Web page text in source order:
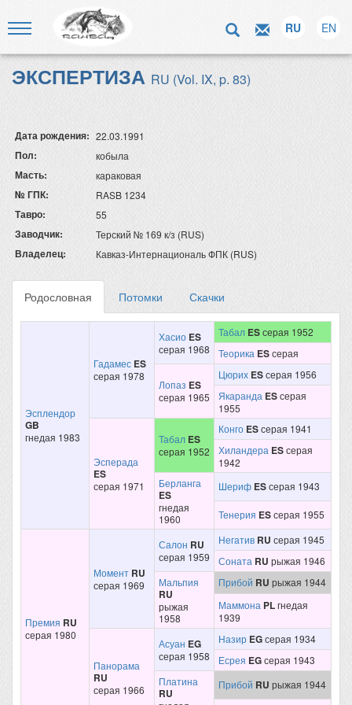
RU EN
ЭКСПЕРТИЗА RU (Vol. IX, p. 83)
Дата рождения: 22.03.1991
Пол: кобыла
Масть: караковая
№ ГПК: RASB 1234
Тавро: 55
Заводчик: Терский № 169 к/з (RUS)
Владелец: Кавказ-Интернациональ ФПК (RUS)
Родословная Потомки Скачки
Эсплендор
GB
гнедая 1983
Гадамес ES
серая 1978
Хасио ES
серая 1968
Табал ESсерая 1952
Теорика ESсерая
Лопаз ES
серая 1965
Цюрих ESсерая 1956
Якаранда ESсерая
1955
Эсперада
ES
серая 1971
Табал ES
серая 1952
Конго ESсерая 1941
Хиландера ESсерая
1942
Берланга
ES
гнедая
1960
Шериф ESсерая 1943
Тенерия ESсерая 1955
Премия RU
серая 1980
Момент RU
серая 1969
Салон RU
серая 1959
Негатив RU серая 1945
Соната RU рыжая 1946
Мальпия
RU
рыжая
1958
Прибой RU рыжая 1944
Маммона PLгнедая
1939
Панорама
RU
серая 1966
Асуан EG
серая 1958
Назир EGсерая 1934
Есрея EGсерая 1943
Платина
RU
Прибой RU рыжая 1944